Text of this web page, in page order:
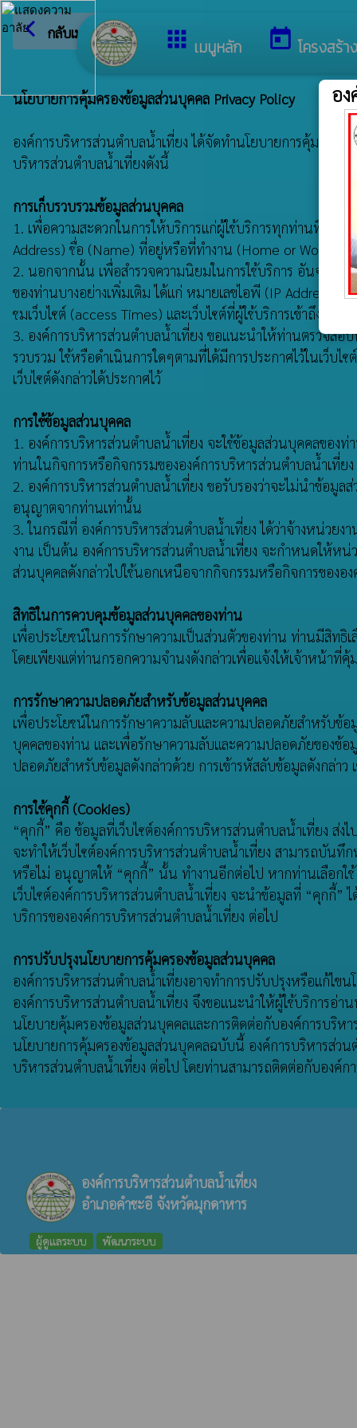
apps เมนูหลัก today โครงสร้า
arrow_back_ios กลับเมนูหลัก
นโยบายการคุ้มครองข้อมูลส่วนบุคคล Privacy Policy
องค์การบริหารส่วนตำบลน้ำเที่ยง ได้จัดทำนโยบายการคุ้มครอ
บริหารส่วนตำบลน้ำเที่ยงดังนี้
การเก็บรวบรวมข้อมูลส่วนบุคคล
1. เพื่อความสะดวกในการให้บริการแก่ผู้ใช้บริการทุกท่านที่เข้าม
Address) ชื่อ (Name) ที่อยู่หรือที่ทำงาน (Home or Work
2. นอกจากนั้น เพื่อสำรวจความนิยมในการใช้บริการ อันจะเป็น
ของท่านบางอย่างเพิ่มเติม ได้แก่ หมายเลขไอพี (IP Address)
ชมเว็บไซต์ (access Times) และเว็บไซต์ที่ผู้ใช้บริการเข้าถึงก่
3. องค์การบริหารส่วนตำบลน้ำเที่ยง ขอแนะนำให้ท่านตรวจสอบ
รวบรวม ใช้หรือดำเนินการใดๆตามที่ได้มีการประกาศไว้ในเว็บ
เว็บไซต์ดังกล่าวได้ประกาศไว้
การใช้ข้อมูลส่วนบุคคล
1. องค์การบริหารส่วนตำบลน้ำเที่ยง จะใช้ข้อมูลส่วนบุคคลของ
ท่านในกิจการหรือกิจกรรมขององค์การบริหารส่วนตำบลน้ำเที่ย
2. องค์การบริหารส่วนตำบลน้ำเที่ยง ขอรับรองว่าจะไม่นำข้อมู
อนุญาตจากท่านเท่านั้น
3. ในกรณีที่ องค์การบริหารส่วนตำบลน้ำเที่ยง ได้ว่าจ้างหน่วย
งาน เป็นต้น องค์การบริหารส่วนตำบลน้ำเที่ยง จะกำหนดให้ห
ส่วนบุคคลดังกล่าวไปใช้นอกเหนือจากกิจกรรมหรือกิจการของอ
สิทธิในการควบคุมข้อมูลส่วนบุคคลของท่าน
เพื่อประโยชน์ในการรักษาความเป็นส่วนตัวของท่าน ท่านมีสิทธิ
โดยเพียงแต่ท่านกรอกความจำนงดังกล่าวเพื่อแจ้งให้เจ้าหน้าที่
การรักษาความปลอดภัยสำหรับข้อมูลส่วนบุคคล
เพื่อประโยชน์ในการรักษาความลับและความปลอดภัยสำหรับข้
บุคคลของท่าน และเพื่อรักษาความลับและความปลอดภัยของข้อ
ปลอดภัยสำหรับข้อมูลดังกล่าวด้วย การเข้ารหัสลับข้อมูลดังกล่า
การใช้คุกกี้ (Cookies)
“คุกกี้” คือ ข้อมูลที่เว็บไซต์องค์การบริหารส่วนตำบลน้ำเที่ยง ส่ง
จะทำให้เว็บไซต์องค์การบริหารส่วนตำบลน้ำเที่ยง สามารถบัน
หรือไม่ อนุญาตให้ “คุกกี้” นั้น ทำงานอีกต่อไป หากท่านเลือกใช้
เว็บไซต์องค์การบริหารส่วนตำบลน้ำเที่ยง จะนําข้อมูลที่ “คุกกี้”
บริการขององค์การบริหารส่วนตำบลน้ำเที่ยง ต่อไป
การปรับปรุงนโยบายการคุ้มครองข้อมูลส่วนบุคคล
องค์การบริหารส่วนตำบลน้ำเที่ยงอาจทำการปรับปรุงหรือแก้ไ
องค์การบริหารส่วนตำบลน้ำเที่ยง จึงขอแนะนําให้ผู้ใช้บริการอ่
นโยบายคุ้มครองข้อมูลส่วนบุคคลและการติดต่อกับองค์การบริ
นโยบายการคุ้มครองข้อมูลส่วนบุคคลฉบับนี้ องค์การบริหารส่ว
บริหารส่วนตำบลน้ำเที่ยง ต่อไป โดยท่านสามารถติดต่อกับองค์ก
องค์การบริหารส่วนตำบลน้ำเที่ยง
อำเภอคำชะอี จังหวัดมุกดาหาร
ผู้ดูแลระบบ พัฒนาระบบ
อ